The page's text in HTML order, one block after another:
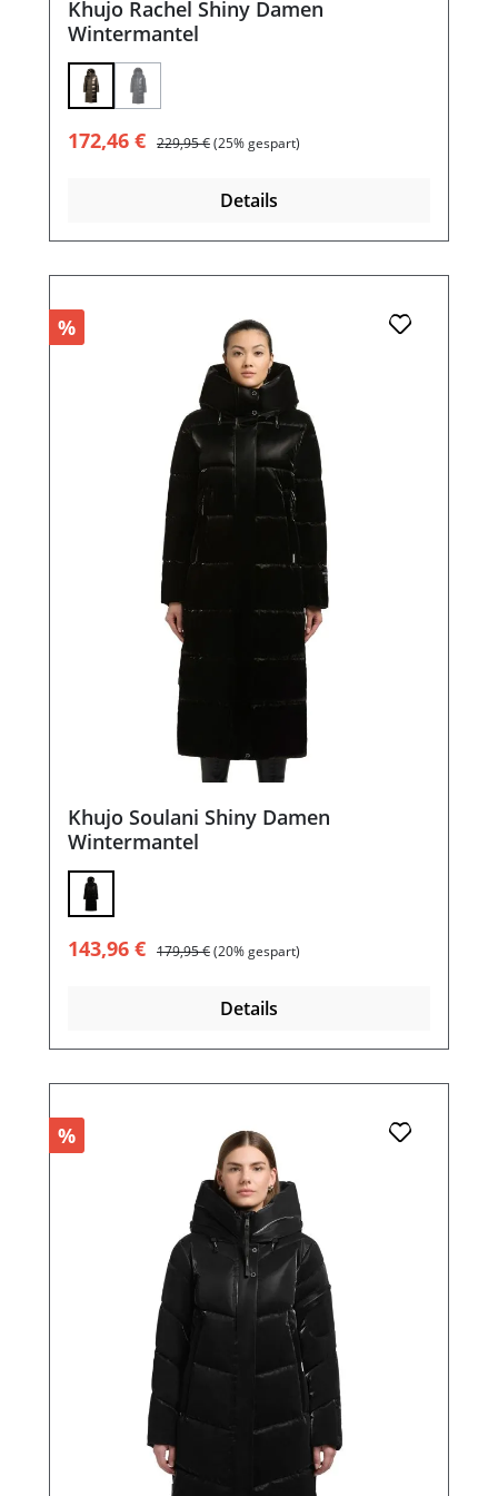
Khujo Rachel Shiny Damen
Wintermantel
(Diese Option ist zurzeit nicht verfügbar.)
Verkaufspreis:
172,46 € Regulärer Preis:
229,95 €(25% gespart)
Details
%
Khujo Soulani Shiny Damen
Wintermantel
Verkaufspreis:
143,96 € Regulärer Preis:
179,95 €(20% gespart)
Details
%